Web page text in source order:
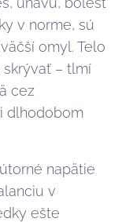
v norme, sú
omyl. Telo
– tlmí
cez
dlhodobom
napätie
v
ešte